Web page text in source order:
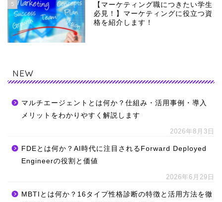
5
【マーケティング職につきたい学生
必見！】マーケティングに役立つ資
格を紹介します！
NEW
マルチエージェントとは何か？仕組み・活用事例・導入
メリットをわかりやすく解説します
2026年8月3日
FDEとは何か？AI時代に注目されるForward Deployed
Engineerの役割と価値
2026年6月29日
MBTIとは何か？16タイプ性格診断の特徴と活用方法を徹